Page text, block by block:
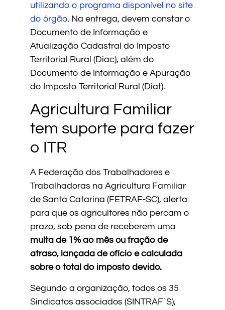
utilizando o programa disponível no site
do órgão. Na entrega, devem constar o
Documento de Informação e
Atualização Cadastral do Imposto
Territorial Rural (Diac), além do
Documento de Informação e Apuração
do Imposto Territorial Rural (Diat).
Agricultura Familiar
tem suporte para fazer
o ITR
A Federação dos Trabalhadores e
Trabalhadoras na Agricultura Familiar
de Santa Catarina (FETRAF-SC), alerta
para que os agricultores não percam o
prazo, sob pena de receberem uma
multa de 1% ao mês ou fração de
atraso, lançada de ofício e calculada
sobre o total do imposto devido.
Segundo a organização, todos os 35
Sindicatos associados (SINTRAF`S),